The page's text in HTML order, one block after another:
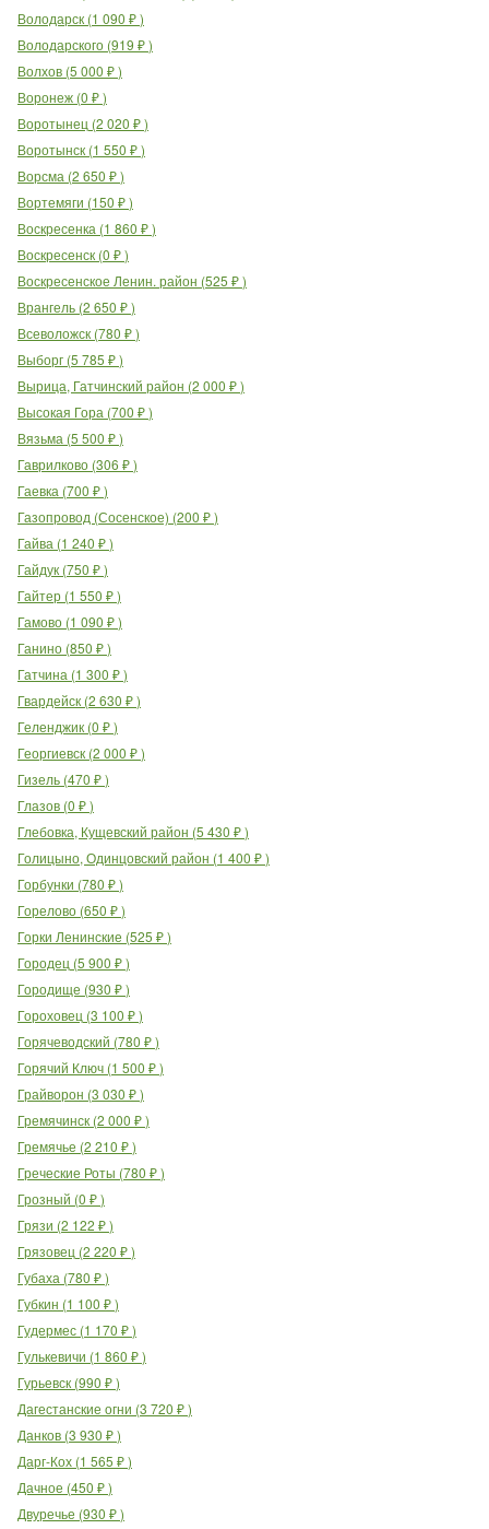
Володарск (1 090 ₽)
Володарского (919 ₽)
Волхов (5 000 ₽)
Воронеж (0 ₽)
Воротынец (2 020 ₽)
Воротынск (1 550 ₽)
Ворсма (2 650 ₽)
Вортемяги (150 ₽)
Воскресенка (1 860 ₽)
Воскресенск (0 ₽)
Воскресенское Ленин. район (525 ₽)
Врангель (2 650 ₽)
Всеволожск (780 ₽)
Выборг (5 785 ₽)
Вырица, Гатчинский район (2 000 ₽)
Высокая Гора (700 ₽)
Вязьма (5 500 ₽)
Гаврилково (306 ₽)
Гаевка (700 ₽)
Газопровод (Сосенское) (200 ₽)
Гайва (1 240 ₽)
Гайдук (750 ₽)
Гайтер (1 550 ₽)
Гамово (1 090 ₽)
Ганино (850 ₽)
Гатчина (1 300 ₽)
Гвардейск (2 630 ₽)
Геленджик (0 ₽)
Георгиевск (2 000 ₽)
Гизель (470 ₽)
Глазов (0 ₽)
Глебовка, Кущевский район (5 430 ₽)
Голицыно, Одинцовский район (1 400 ₽)
Горбунки (780 ₽)
Горелово (650 ₽)
Горки Ленинские (525 ₽)
Городец (5 900 ₽)
Городище (930 ₽)
Гороховец (3 100 ₽)
Горячеводский (780 ₽)
Горячий Ключ (1 500 ₽)
Грайворон (3 030 ₽)
Гремячинск (2 000 ₽)
Гремячье (2 210 ₽)
Греческие Роты (780 ₽)
Грозный (0 ₽)
Грязи (2 122 ₽)
Грязовец (2 220 ₽)
Губаха (780 ₽)
Губкин (1 100 ₽)
Гудермес (1 170 ₽)
Гулькевичи (1 860 ₽)
Гурьевск (990 ₽)
Дагестанские огни (3 720 ₽)
Данков (3 930 ₽)
Дарг-Кох (1 565 ₽)
Дачное (450 ₽)
Двуречье (930 ₽)